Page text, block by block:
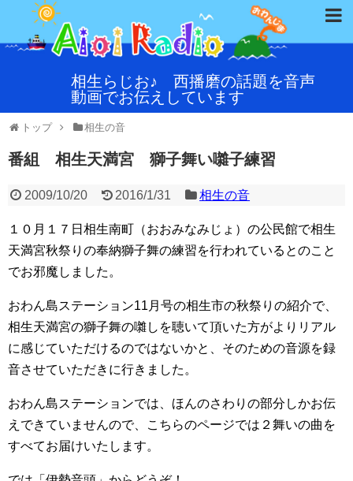
相生らじお♪ 西播磨の話題を音声
動画でお伝えしています
トップ 相生の音
番組 相生天満宮 獅子舞い囃子練習
2009/10/20 2016/1/31 相生の音
１０月１７日相生南町（おおみなみじょ）の公民館で相生
天満宮秋祭りの奉納獅子舞の練習を行われているとのこと
でお邪魔しました。
おわん島ステーション11月号の相生市の秋祭りの紹介で、
相生天満宮の獅子舞の囃しを聴いて頂いた方がよりリアル
に感じていただけるのではないかと、そのための音源を録
音させていただきに行きました。
おわん島ステーションでは、ほんのさわりの部分しかお伝
えできていませんので、こちらのページでは２舞いの曲を
すべてお届けいたします。